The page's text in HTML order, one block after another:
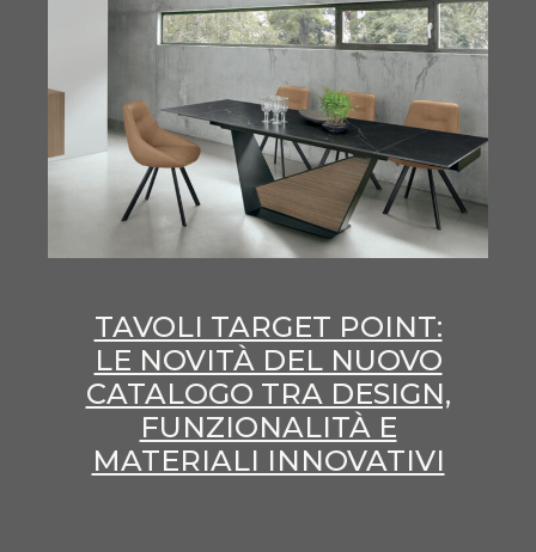
TAVOLI TARGET POINT:
LE NOVITÀ DEL NUOVO
CATALOGO TRA DESIGN,
FUNZIONALITÀ E
MATERIALI INNOVATIVI